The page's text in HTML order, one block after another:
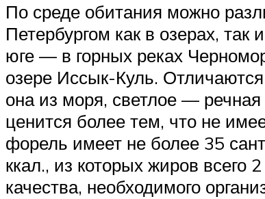
По среде обитания можно
Петербургом как в озерах,
юге — в горных реках
озере Иссык-Куль.
она из моря, светлое —
ценится более тем, что не
форель имеет не более 35
ккал., из которых жиров всего
качества, необходимого